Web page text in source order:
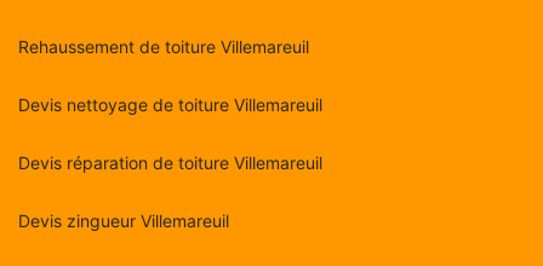
Rehaussement de toiture Villemareuil
Devis nettoyage de toiture Villemareuil
Devis réparation de toiture Villemareuil
Devis zingueur Villemareuil